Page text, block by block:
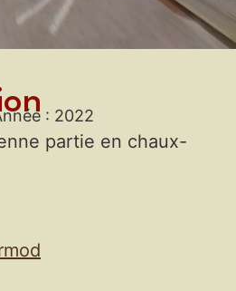
: 2022
partie en chaux-